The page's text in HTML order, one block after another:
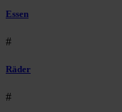
Essen
#
Räder
#